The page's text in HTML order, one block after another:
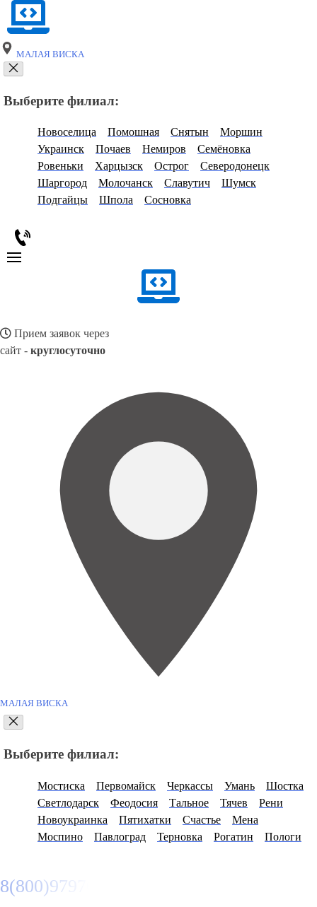
МАЛАЯ ВИСКА
Выберите филиал:
Новоселица Помошная Снятын
Моршин
Украинск
Почаев Немиров
Семёновка
Ровеньки
Харцызск Острог
Северодонецк
Шаргород
Молочанск Славутич
Шумск
Подгайцы
Шпола Сосновка
Прием заявок через
сайт - круглосуточно
МАЛАЯ ВИСКА
Выберите филиал:
Мостиска Первомайск Черкассы Умань
Шостка
Светлодарск
Феодосия Тальное Тячев
Рени
Новоукраинка
Пятихатки Счастье
Мена
Моспино
Павлоград Терновка Рогатин Пологи
8(800)9797043